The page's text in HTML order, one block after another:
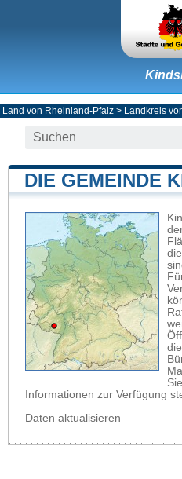
Land von Rheinland-Pfalz > Landkreis
DIE GEMEINDE
Informationen zur Verfügung
Daten aktualisieren